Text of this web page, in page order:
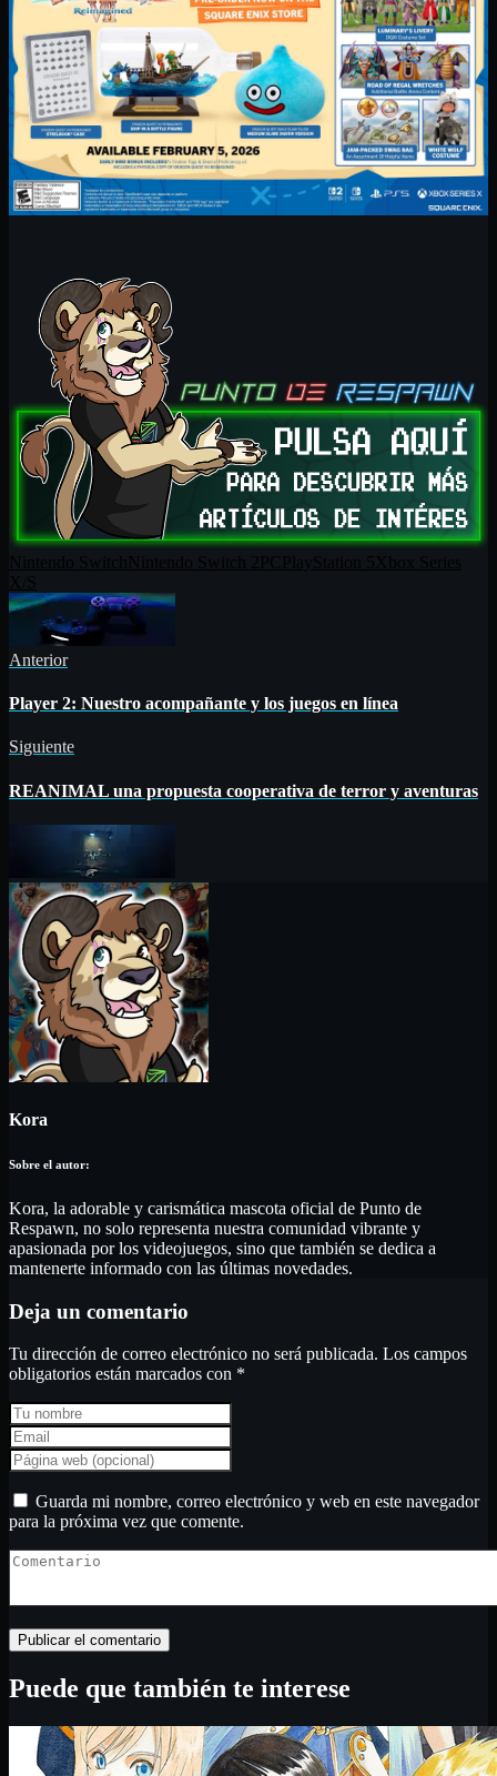
Anterior
Player 2: Nuestro acompañante y los juegos en línea
Siguiente
REANIMAL una propuesta cooperativa de terror y aventuras
Kora
Kora, la adorable y carismática mascota oficial de Punto de
Respawn, no solo representa nuestra comunidad vibrante y
apasionada por los videojuegos, sino que también se dedica a
mantenerte informado con las últimas novedades.
Deja un comentario
Tu dirección de correo electrónico no será publicada. Los campos
obligatorios están marcados con *
Guarda mi nombre, correo electrónico y web en este navegador
para la próxima vez que comente.
Puede que también te interese